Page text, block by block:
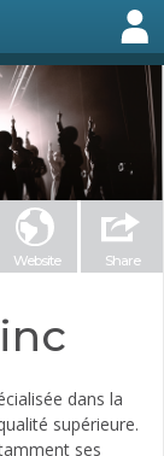
Website Share
dans la
supérieure.
ses